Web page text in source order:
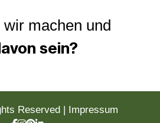
machen und
sein?
Reserved Impressum